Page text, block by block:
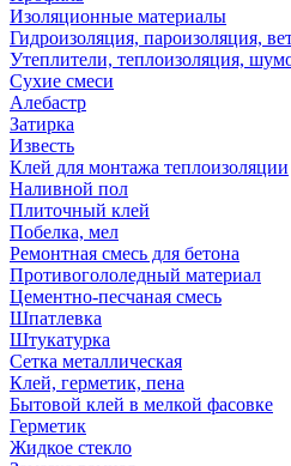
Изоляционные материалы
Гидроизоляция, пароизоляция,
Утеплители, теплоизоляция,
Сухие смеси
Алебастр
Затирка
Известь
Клей для монтажа теплоизоляции
Наливной пол
Плиточный клей
Побелка, мел
Ремонтная смесь для бетона
Противогололедный материал
Цементно-песчаная смесь
Шпатлевка
Штукатурка
Сетка металлическая
Клей, герметик, пена
Бытовой клей в мелкой фасовке
Герметик
Жидкое стекло